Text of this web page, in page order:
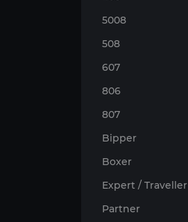
5008
508
607
806
807
Bipper
Boxer
Expert / Traveller
Partner